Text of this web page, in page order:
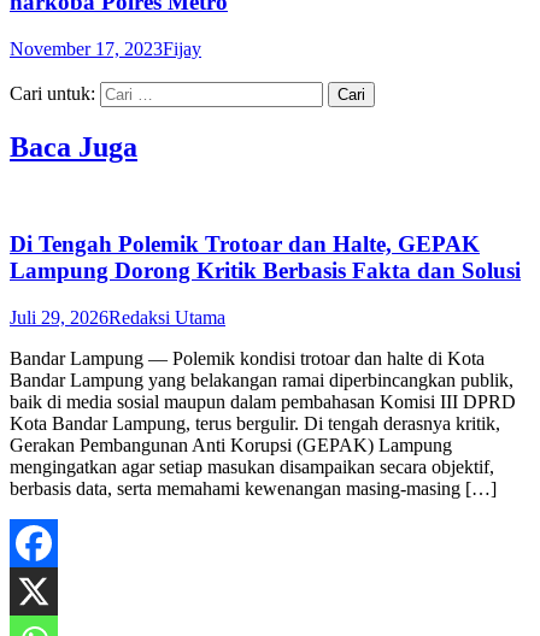
November 17, 2023Fijay
Cari untuk:
Baca Juga
Di Tengah Polemik Trotoar dan Halte, GEPAK
Lampung Dorong Kritik Berbasis Fakta dan Solusi
Juli 29, 2026Redaksi Utama
Bandar Lampung — Polemik kondisi trotoar dan halte di Kota
Bandar Lampung yang belakangan ramai diperbincangkan publik,
baik di media sosial maupun dalam pembahasan Komisi III DPRD
Kota Bandar Lampung, terus bergulir. Di tengah derasnya kritik,
Gerakan Pembangunan Anti Korupsi (GEPAK) Lampung
mengingatkan agar setiap masukan disampaikan secara objektif,
berbasis data, serta memahami kewenangan masing-masing […]